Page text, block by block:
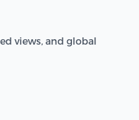
views, and global